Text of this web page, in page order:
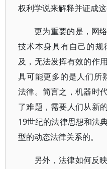
权利学说来解释并证成这
更为重要的是，网
技术本身具有自己的
及，无法发挥有效的作
具可能更多的是人们所
法律。简言之，机器时
了难题，需要人们从新
19世纪的法律思想和法
型的动态法律关系的。
另外，法律如何反